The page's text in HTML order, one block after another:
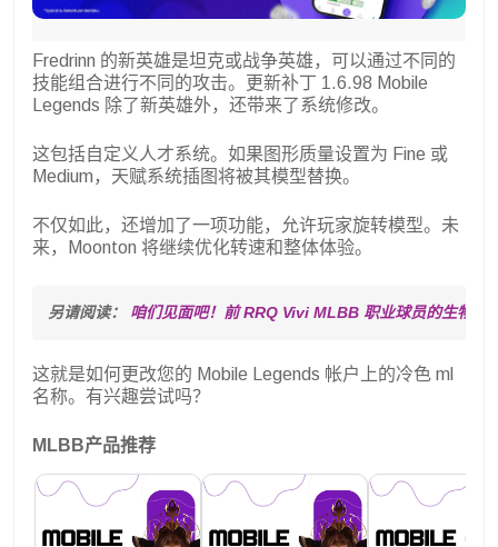
Fredrinn 的新英雄是坦克或战争英雄，可以通过不同的
技能组合进行不同的攻击。更新补丁 1.6.98 Mobile
Legends 除了新英雄外，还带来了系统修改。
这包括自定义人才系统。如果图形质量设置为 Fine 或
Medium，天赋系统插图将被其模型替换。
不仅如此，还增加了一项功能，允许玩家旋转模型。未
来，Moonton 将继续优化转速和整体体验。
另请阅读： 咱们见面吧！前 RRQ Vivi MLBB 职业球员的生物数
这就是如何更改您的 Mobile Legends 帐户上的冷色 ml
名称。有兴趣尝试吗？
MLBB产品推荐